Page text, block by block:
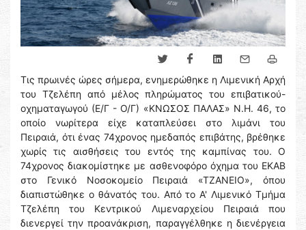
Τις πρωινές ώρες σήμερα, ενημερώθηκε η Λιμενική Αρχή
του Τζελέπη από μέλος πληρώματος του επιβατικού-
οχηματαγωγού (Ε/Γ - Ο/Γ) «ΚΝΩΣΟΣ ΠΑΛΑΣ» Ν.Η. 46, το
οποίο νωρίτερα είχε καταπλεύσει στο λιμάνι του
Πειραιά, ότι ένας 74χρονος ημεδαπός επιβάτης, βρέθηκε
χωρίς τις αισθήσεις του εντός της καμπίνας του. Ο
74χρονος διακομίστηκε με ασθενοφόρο όχημα του ΕΚΑΒ
στο Γενικό Νοσοκομείο Πειραιά «ΤΖΑΝΕΙΟ», όπου
διαπιστώθηκε ο θάνατός του. Από το Α' Λιμενικό Τμήμα
Τζελέπη του Κεντρικού Λιμεναρχείου Πειραιά που
διενεργεί την προανάκριση, παραγγέλθηκε η διενέργεια